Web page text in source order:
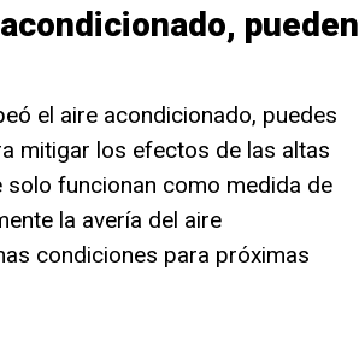
pueden
el aire acondicionado, puedes
mitigar los efectos de las altas
funcionan como medida de
la avería del aire
condiciones para próximas